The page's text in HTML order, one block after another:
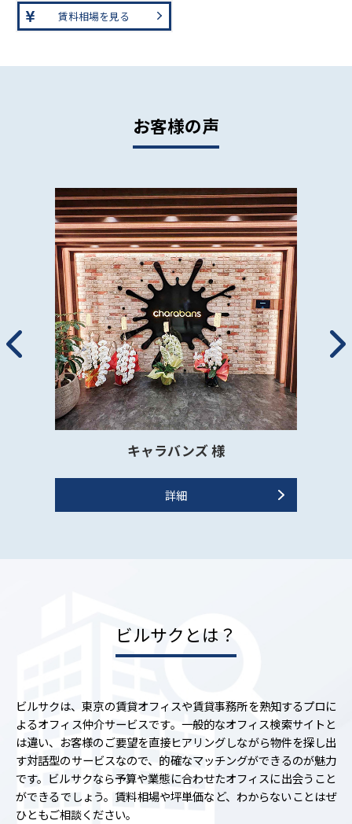
賃料相場を見る
お客様の声
ソフトセキュリティ株式会社 様
詳細
ビルサクとは？
ビルサクは、東京の賃貸オフィスや賃貸事務所を熟知するプロに
よるオフィス仲介サービスです。一般的なオフィス検索サイトと
は違い、お客様のご要望を直接ヒアリングしながら物件を探し出
す対話型のサービスなので、的確なマッチングができるのが魅力
です。ビルサクなら予算や業態に合わせたオフィスに出会うこと
ができるでしょう。賃料相場や坪単価など、わからないことはぜ
ひともご相談ください。